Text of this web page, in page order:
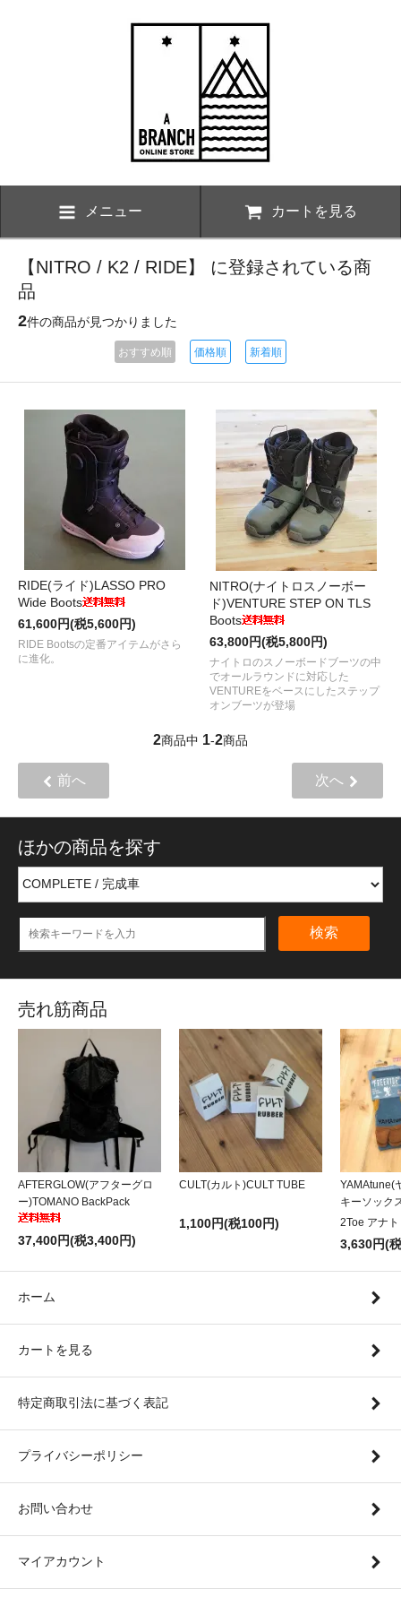
メニュー カートを見る
【NITRO / K2 / RIDE】 に登録されている商
品
2件の商品が見つかりました
おすすめ順 価格順 新着順
RIDE(ライド)LASSO PRO
Wide Boots
61,600円(税5,600円)
RIDE Bootsの定番アイテムがさら
に進化。
NITRO(ナイトロスノーボー
ド)VENTURE STEP ON TLS
Boots
63,800円(税5,800円)
ナイトロのスノーボードブーツの中
でオールラウンドに対応した
VENTUREをベースにしたステップ
オンブーツが登場
2商品中 1-2商品
前へ 次へ
ほかの商品を探す
検索
売れ筋商品
AFTERGLOW(アフターグロ
ー)TOMANO BackPack
37,400円(税3,400円)
CULT(カルト)CULT TUBE
1,100円(税100円)
YAMAtune(
キーソック
2Toe アナ
3,630円(
ホーム
カートを見る
特定商取引法に基づく表記
プライバシーポリシー
お問い合わせ
マイアカウント